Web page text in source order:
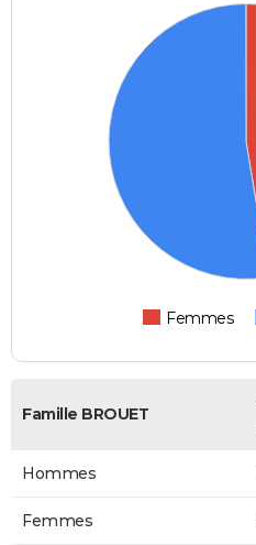
Femmes
Famille BROUET
Hommes
Femmes